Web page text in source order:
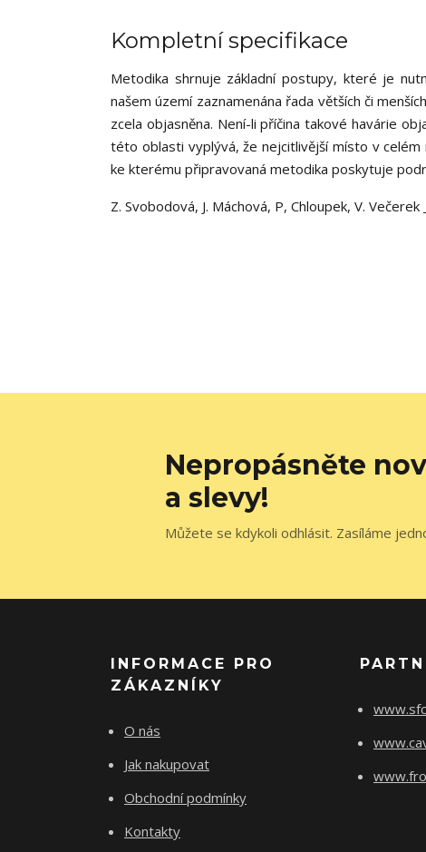
Kompletní specifikace
Metodika shrnuje základní postupy, které je
našem území zaznamenána řada větších či
zcela objasněna. Není-li příčina takové havárie
této oblasti vyplývá, že nejcitlivější místo v
ke kterému připravovaná metodika poskytuje
Z. Svobodová, J. Máchová, P, Chloupek, V. Večerek
Nepropásněte
a slevy!
Můžete se kdykoli odhlásit. Zasíláme
INFORMACE PRO
ZÁKAZNÍKY
O nás
Jak nakupovat
Obchodní podmínky
Kontakty